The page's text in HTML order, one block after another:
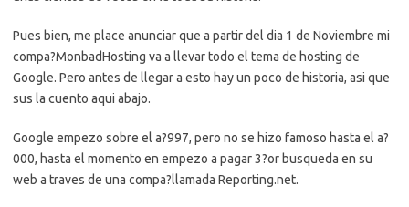
Pues bien, me place anunciar que a partir del dia 1 de Noviembre mi
compa?MonbadHosting va a llevar todo el tema de hosting de
Google. Pero antes de llegar a esto hay un poco de historia, asi que
sus la cuento aqui abajo.
Google empezo sobre el a?997, pero no se hizo famoso hasta el a?
000, hasta el momento en empezo a pagar 3?or busqueda en su
web a traves de una compa?llamada Reporting.net.